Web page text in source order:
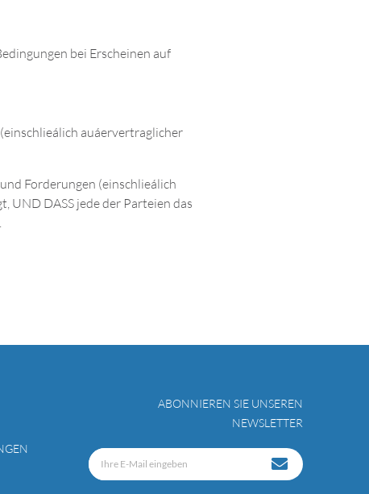
bei Erscheinen auf
auáervertraglicher
Forderungen (einschlieálich
UND DASS jede der Parteien das
ABONNIEREN SIE UNSEREN
NEWSLETTER